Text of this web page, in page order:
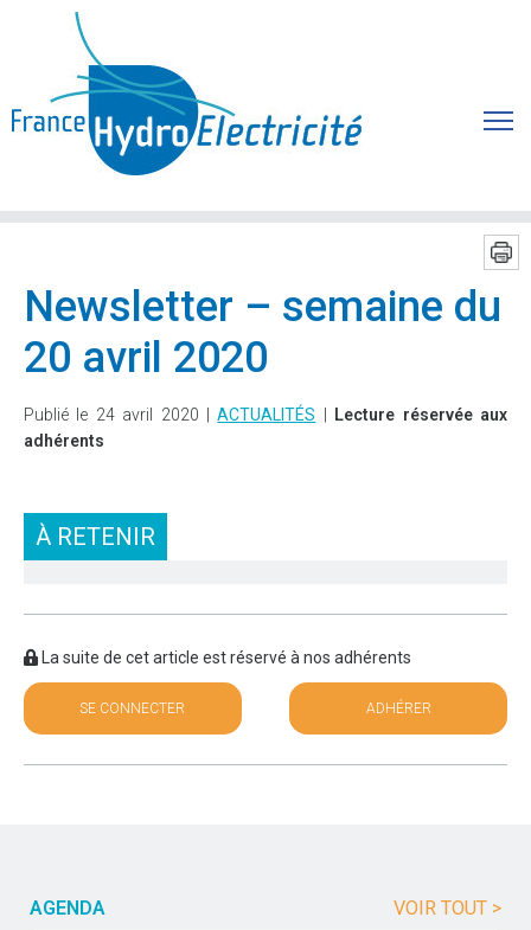
Newsletter – semaine du
20 avril 2020
Publié le 24 avril 2020 |ACTUALITÉS
Lecture réservée aux
adhérents
À RETENIR
La suite de cet article est réservé à nos adhérents
SE CONNECTER ADHÉRER
AGENDA VOIR TOUT >